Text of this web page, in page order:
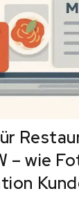
– wie